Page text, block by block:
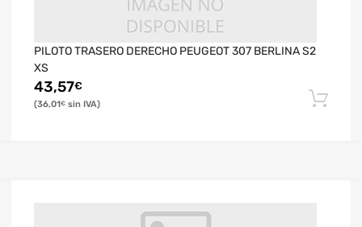
PILOTO TRASERO DERECHO PEUGEOT 307 BERLINA S2
XS
43,57€
36,01€